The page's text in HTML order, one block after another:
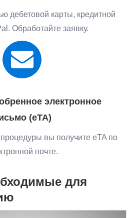
дебетовой карты, кредитной
Обработайте заявку.
электронное
(eTA)
вы получите eTA по
почте.
для